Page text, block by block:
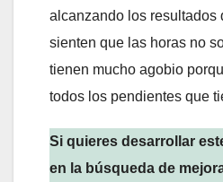
alcanzando los resultados
sienten que las horas no
tienen mucho agobio
todos los pendientes que
Si quieres desarrollar
en la búsqueda de